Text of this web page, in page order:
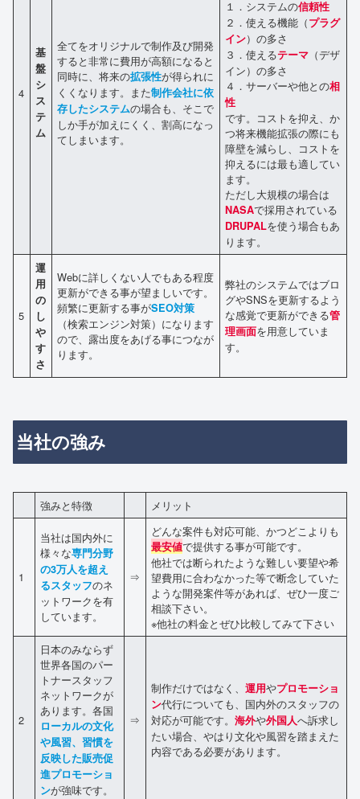
4
基
盤
シ
ス
テ
ム
全てをオリジナルで制作及び開発
すると非常に費用が高額になると
同時に、将来の拡張性が得られに
くくなります。また制作会社に依
存したシステムの場合も、そこで
しか手が加えにくく、割高になっ
てしまいます。
１．システムの信頼性
２．使える機能（プラグ
イン）の多さ
３．使えるテーマ （デザ
イン）の多さ
４．サーバーや他との相
性
です。コストを抑え、か
つ将来機能拡張の際にも
障壁を減らし、コストを
抑えるには最も適してい
ます。
ただし大規模の場合は
NASAで採用されている
DRUPALを使う場合もあ
ります。
5
運
用
の
し
や
す
さ
Webに詳しくない人でもある程度
更新ができる事が望ましいです。
頻繁に更新する事がSEO対策
（検索エンジン対策）になります
ので、露出度をあげる事につなが
ります。
弊社のシステムではブロ
グやSNSを更新するよう
な感覚で更新ができる管
理画面を用意していま
す。
当社の強み
強みと特徴 メリット
1
当社は国内外に
様々な専門分野
の3万人を超え
るスタッフのネ
ットワークを有
しています。
⇒
どんな案件も対応可能、かつどこよりも
最安値で提供する事が可能です。
他社では断られたような難しい要望や希
望費用に合わなかった等で断念していた
ような開発案件等があれば、ぜひ一度ご
相談下さい。
※他社の料金とぜひ比較してみて下さい
2
日本のみならず
世界各国のパー
トナースタッフ
ネットワークが
あります。各国
ローカルの文化
や風習、習慣を
反映した販売促
進プロモーショ
ンが強味です。
⇒
制作だけではなく、運用やプロモーショ
ン代行についても、国内外のスタッフの
対応が可能です。海外や外国人へ訴求し
たい場合、やはり文化や風習を踏まえた
内容である必要があります。